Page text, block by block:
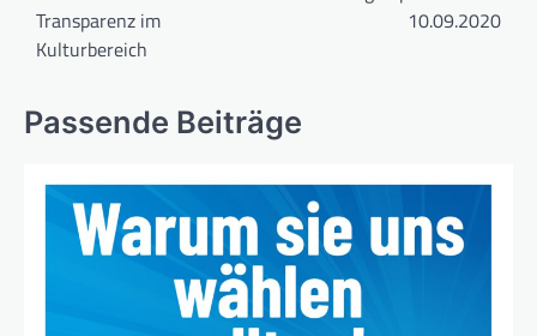
Transparenz im
Kulturbereich
10.09.2020
Passende Beiträge